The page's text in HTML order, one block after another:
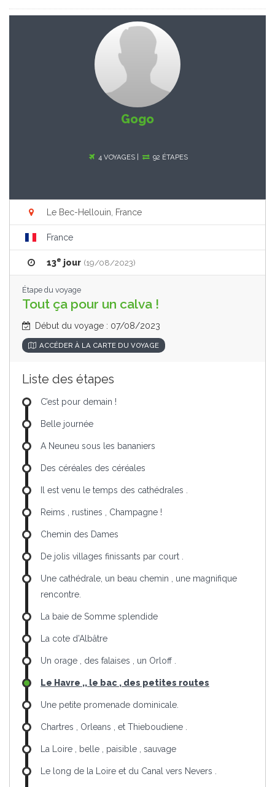
Gogo
4 VOYAGES | 92 ÉTAPES
Le Bec-Hellouin, France
France
13e jour (19/08/2023)
Étape du voyage
Tout ça pour un calva !
Début du voyage : 07/08/2023
ACCÉDER À LA CARTE DU VOYAGE
Liste des étapes
C’est pour demain !
Belle journée
A Neuneu sous les bananiers
Des céréales des céréales
Il est venu le temps des cathédrales .
Reims , rustines , Champagne !
Chemin des Dames
De jolis villages finissants par court .
Une cathédrale, un beau chemin , une magnifique
rencontre.
La baie de Somme splendide
La cote d’Albâtre
Un orage , des falaises , un Orloff .
Le Havre ,, le bac , des petites routes
Une petite promenade dominicale.
Chartres , Orleans , et Thieboudiene .
La Loire , belle , paisible , sauvage
Le long de la Loire et du Canal vers Nevers .